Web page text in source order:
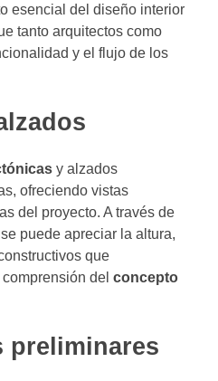
esencial del diseño interior
tanto arquitectos como
y el flujo de los
y alzados
ofreciendo vistas
del proyecto. A través de
puede apreciar la altura,
que
del concepto
preliminares